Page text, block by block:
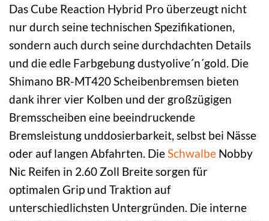
Das Cube Reaction Hybrid Pro überzeugt nicht
nur durch seine technischen Spezifikationen,
sondern auch durch seine durchdachten Details
und die edle Farbgebung dustyolive´n´gold. Die
Shimano BR-MT420 Scheibenbremsen bieten
dank ihrer vier Kolben und der großzügigen
Bremsscheiben eine beeindruckende
Bremsleistung unddosierbarkeit, selbst bei Nässe
oder auf langen Abfahrten. Die Schwalbe Nobby
Nic Reifen in 2.60 Zoll Breite sorgen für
optimalen Grip und Traktion auf
unterschiedlichsten Untergründen. Die interne